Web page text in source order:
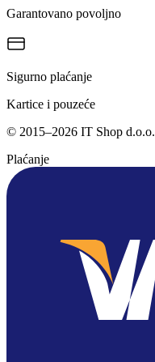
Garantovano povoljno
Sigurno plaćanje
Kartice i pouzeće
© 2015–2026 IT Shop d.o.o.
Plaćanje